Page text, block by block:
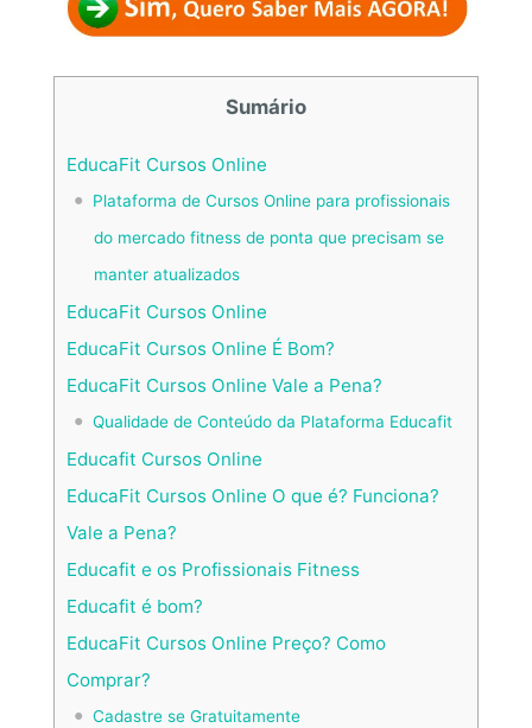
Sumário
EducaFit Cursos Online
Plataforma de Cursos Online para profissionais
do mercado fitness de ponta que precisam se
manter atualizados
EducaFit Cursos Online
EducaFit Cursos Online É Bom?
EducaFit Cursos Online Vale a Pena?
Qualidade de Conteúdo da Plataforma Educafit
Educafit Cursos Online
EducaFit Cursos Online O que é? Funciona?
Vale a Pena?
Educafit e os Profissionais Fitness
Educafit é bom?
EducaFit Cursos Online Preço? Como
Comprar?
Cadastre se Gratuitamente